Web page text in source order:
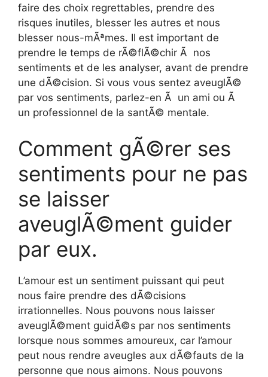
faire des choix regrettables, prendre des
risques inutiles, blesser les autres et nous
blesser nous-mÃªmes. Il est important de
prendre le temps de rÃ©flÃ©chir Ã nos
sentiments et de les analyser, avant de prendre
une dÃ©cision. Si vous vous sentez aveuglÃ©
par vos sentiments, parlez-en Ã un ami ou Ã
un professionnel de la santÃ© mentale.
Comment gÃ©rer ses
sentiments pour ne pas
se laisser
aveuglÃ©ment guider
par eux.
L’amour est un sentiment puissant qui peut
nous faire prendre des dÃ©cisions
irrationnelles. Nous pouvons nous laisser
aveuglÃ©ment guidÃ©s par nos sentiments
lorsque nous sommes amoureux, car l’amour
peut nous rendre aveugles aux dÃ©fauts de la
personne que nous aimons. Nous pouvons